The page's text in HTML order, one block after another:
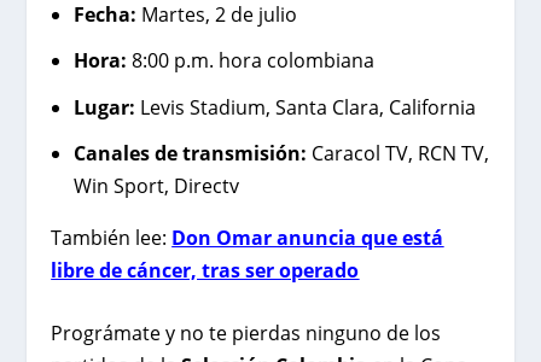
Fecha: Martes, 2 de julio
Hora: 8:00 p.m. hora colombiana
Lugar: Levis Stadium, Santa Clara, California
Canales de transmisión: Caracol TV, RCN TV,
Win Sport, Directv
También lee: Don Omar anuncia que está
libre de cáncer, tras ser operado
Prográmate y no te pierdas ninguno de los